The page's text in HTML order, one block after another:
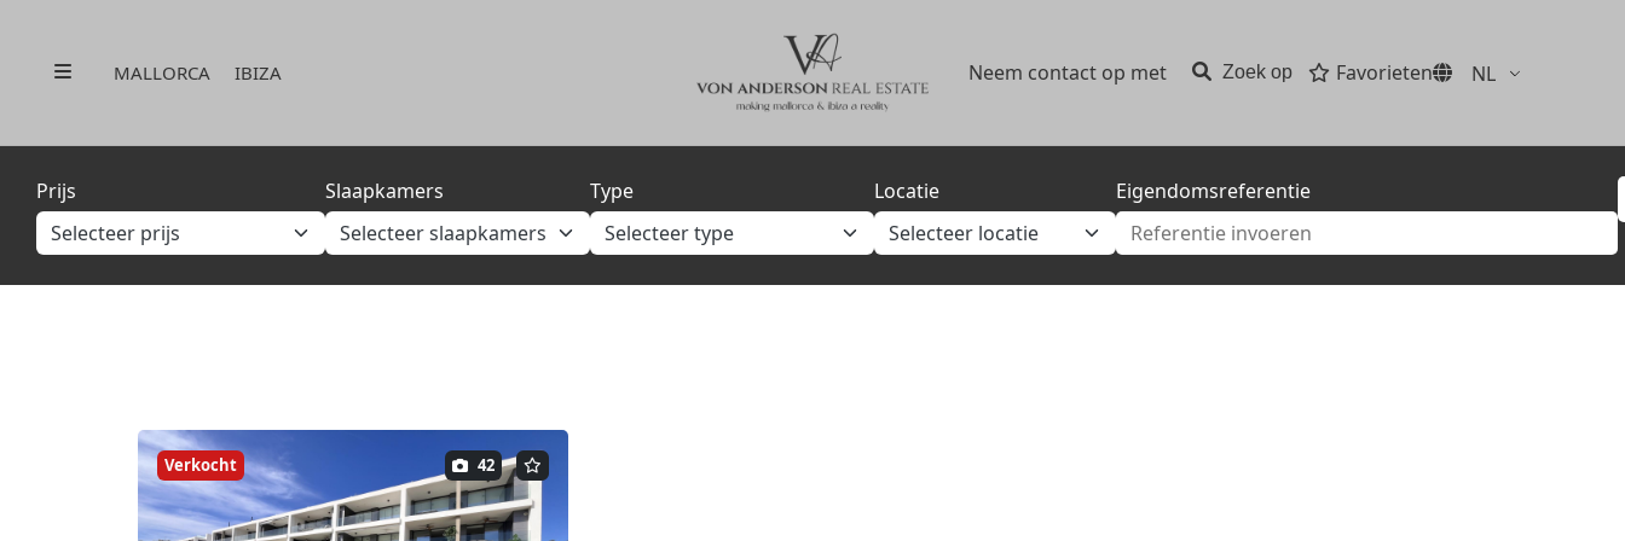
MenuMALLORCA IBIZA Neem contact op met Zoek op Favorieten NL
Prijs Slaapkamers Type Locatie Eigendomsreferentie
Verkocht 42